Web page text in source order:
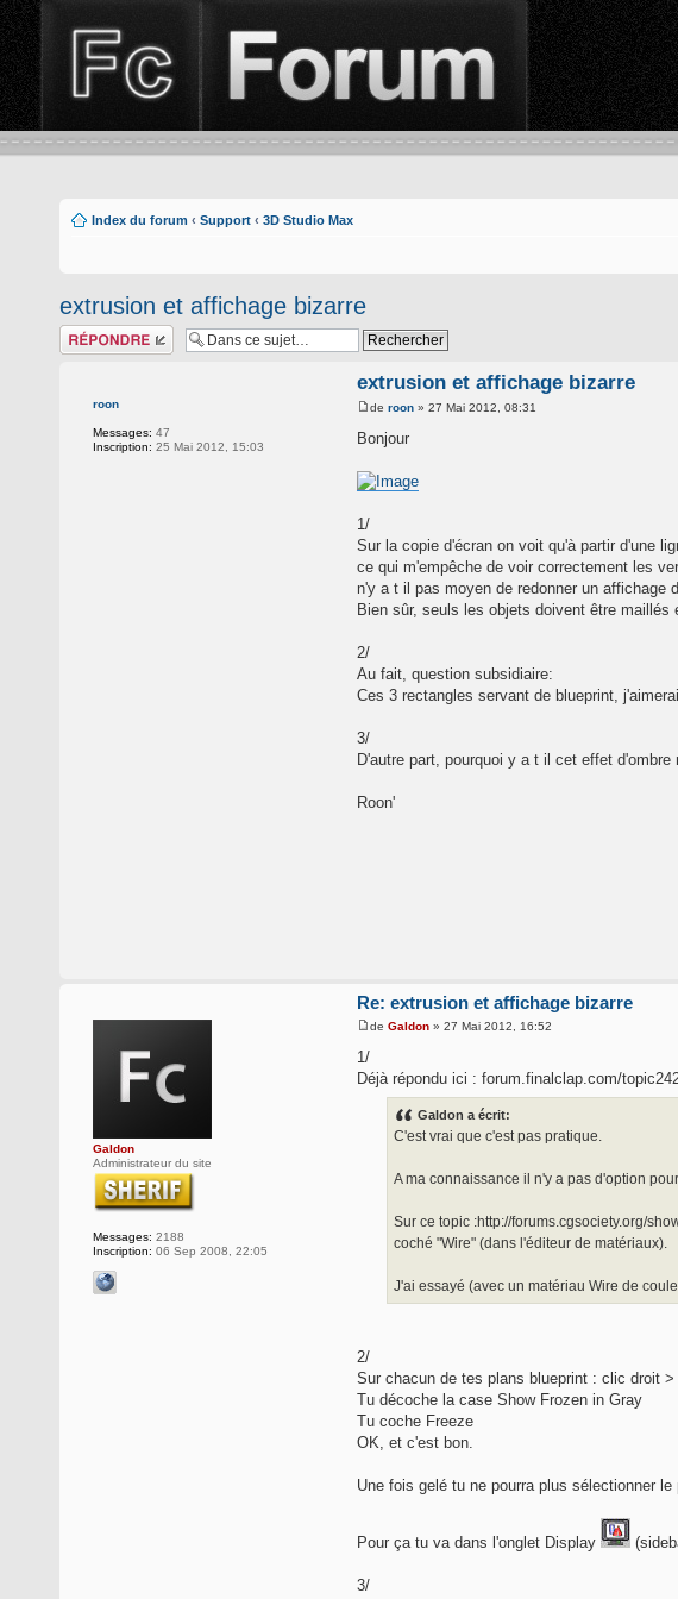
Index du forum ‹ Support ‹ 3D Studio Max
extrusion et affichage bizarre
Répondre
roon
Messages: 47
Inscription: 25 Mai 2012, 15:03
extrusion et affichage bizarre
de roon » 27 Mai 2012, 08:31
Bonjour
1/
Sur la copie d'écran on voit qu'à partir d'une
ce qui m'empêche de voir correctement les
n'y a t il pas moyen de redonner un affichage
Bien sûr, seuls les objets doivent être
2/
Au fait, question subsidiaire:
Ces 3 rectangles servant de blueprint,
3/
D'autre part, pourquoi y a t il cet effet
Roon'
Galdon
Administrateur du site
Messages: 2188
Inscription: 06 Sep 2008, 22:05
Re: extrusion et affichage bizarre
de Galdon » 27 Mai 2012, 16:52
1/
Déjà répondu ici : forum.finalclap.com/
Galdon a écrit:
C'est vrai que c'est pas pratique.
A ma connaissance il n'y a pas d'option
Sur ce topic :http://forums.cgsociety.org/
coché "Wire" (dans l'éditeur de matériaux).
J'ai essayé (avec un matériau Wire de
2/
Sur chacun de tes plans blueprint : clic droit >
Tu décoche la case Show Frozen in Gray
Tu coche Freeze
OK, et c'est bon.
Une fois gelé tu ne pourra plus sélectionner
Pour ça tu va dans l'onglet Display
3/